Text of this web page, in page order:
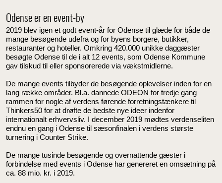
Odense er en event-by
2019 blev igen et godt event-år for Odense til glæde for både de
mange besøgende udefra og for byens borgere, butikker,
restauranter og hoteller. Omkring 420.000 unikke daggæster
besøgte Odense til de i alt 12 events, som Odense Kommune
gav tilskud til eller sponsorerede via vækstmidlerne.
De mange events tilbyder de besøgende oplevelser inden for en
lang række områder. Bl.a. dannede ODEON for tredje gang
rammen for nogle af verdens førende forretningstænkere til
Thinkers50 for at drøfte de bedste nye ideer indenfor
internationalt erhvervsliv. I december 2019 mødtes verdenseliten
endnu en gang i Odense til sæsonfinalen i verdens største
turnering i Counter Strike.
De mange tusinde besøgende og overnattende gæster i
forbindelse med events i Odense har genereret en omsætning på
ca. 88 mio. kr. i 2019.